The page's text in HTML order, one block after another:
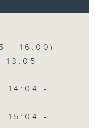
- 16:00)
13:05 -
14:04 -
15:04 -